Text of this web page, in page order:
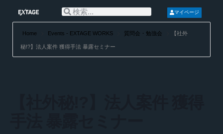
マイページ
Home Events - EXTAGE WORKS 質問会・勉強会 【社外
秘!?】法人案件 獲得手法 暴露セミナー